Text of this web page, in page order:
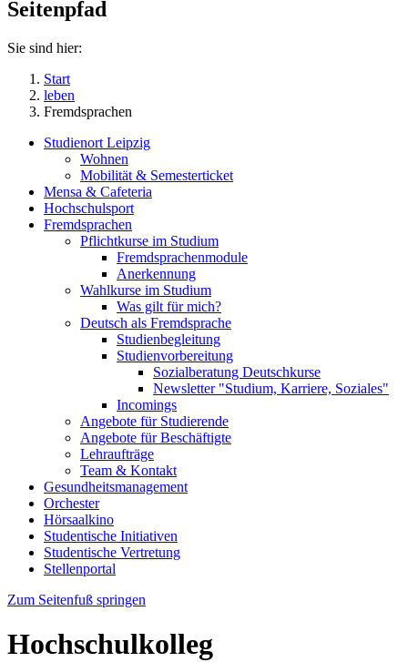
Seitenpfad
Sie sind hier:
Start
leben
Fremdsprachen
Studienort Leipzig
Wohnen
Mobilität & Semesterticket
Mensa & Cafeteria
Hochschulsport
Fremdsprachen
Pflichtkurse im Studium
Fremdsprachenmodule
Anerkennung
Wahlkurse im Studium
Was gilt für mich?
Deutsch als Fremdsprache
Studienbegleitung
Studienvorbereitung
Sozialberatung Deutschkurse
Newsletter "Studium, Karriere, Soziales"
Incomings
Angebote für Studierende
Angebote für Beschäftigte
Lehraufträge
Team & Kontakt
Gesundheitsmanagement
Orchester
Hörsaalkino
Studentische Initiativen
Studentische Vertretung
Stellenportal
Zum Seitenfuß springen
Hochschulkolleg